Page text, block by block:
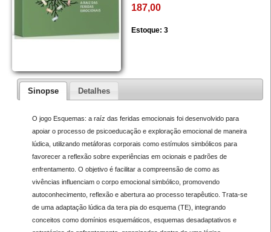
187,00
Estoque: 3
Sinopse Detalhes
O jogo Esquemas: a raíz das feridas emocionais foi desenvolvido para
apoiar o processo de psicoeducação e exploração emocional de maneira
lúdica, utilizando metáforas corporais como estímulos simbólicos para
favorecer a reflexão sobre experiências em ocionais e padrões de
enfrentamento. O objetivo é facilitar a compreensão de como as
vivências influenciam o corpo emocional simbólico, promovendo
autoconhecimento, reflexão e abertura ao processo terapêutico. Trata-se
de uma adaptação lúdica da tera pia do esquema (TE), integrando
conceitos como domínios esquemáticos, esquemas desadaptativos e